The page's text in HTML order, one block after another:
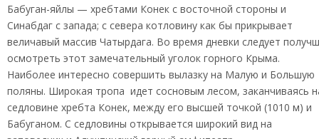
Бабуган-яйлы — хребтами Конек с восточной стороны и
Синабдаг с запада; с севера котловину как бы прикрывает
величавый массив Чатырдага. Во время дневки следует
осмотреть этот замечательный уголок горного Крыма.
Наиболее интересно совершить вылазку на Малую и Большую
поляны. Широкая тропа идет сосновым лесом, заканчиваясь
седловине хребта Конек, между его высшей точкой (1010 м) и
Бабуганом. С седловины открывается широкий вид на